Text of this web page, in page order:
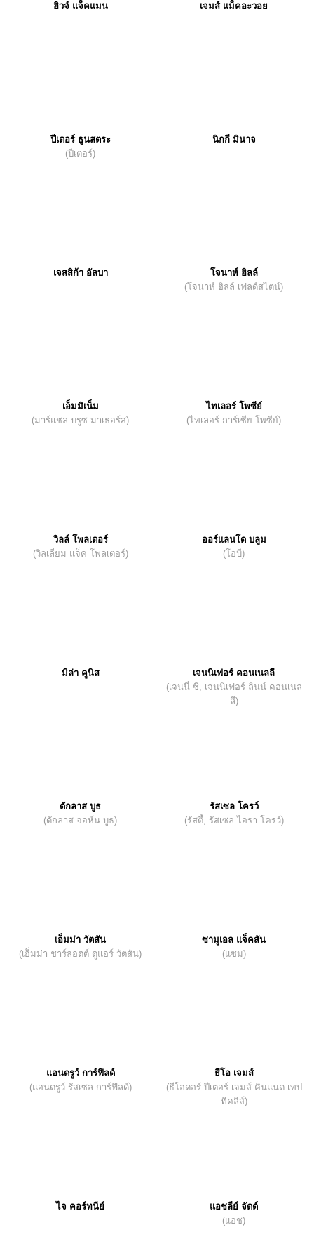
ฮิวจ์ แจ็คแมน เจมส์ แม็คอะวอย
ปีเตอร์ ธูนสตระ
(ปีเตอร์)
นิกกี มินาจ
เจสสิก้า อัลบา
โจนาห์ ฮิลล์
(โจนาห์ ฮิลล์ เฟลด์สไตน์)
เอ็มมิเน็ม
(มาร์แชล บรูซ มาเธอร์ส)
ไทเลอร์ โพซีย์
(ไทเลอร์ การ์เซีย โพซีย์)
วิลล์ โพลเตอร์
(วิลเลี่ยม แจ็ค โพลเตอร์)
ออร์แลนโด บลูม
(โอบี)
มิล่า คูนิส
เจนนิเฟอร์ คอนเนลลี
(เจนนี่ ซี, เจนนิเฟอร์ ลินน์ คอนเนล
ลี)
ดักลาส บูธ
(ดักลาส จอห์น บูธ)
รัสเซล โครว์
(รัสตี้, รัสเซล ไอรา โครว์)
เอ็มม่า วัตสัน
(เอ็มม่า ชาร์ลอตต์ ดูแอร์ วัตสัน)
ซามูเอล แจ็คสัน
(แซม)
แอนดรูว์ การ์ฟิลด์
(แอนดรูว์ รัสเซล การ์ฟิลด์)
ธีโอ เจมส์
(ธีโอดอร์ ปีเตอร์ เจมส์ คินแนด เทป
ทิคลิส์)
ไจ คอร์ทนีย์
แอชลีย์ จัดด์
(แอช)